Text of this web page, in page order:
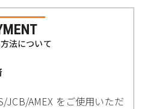
法について
JCB/AMEX をご使用いただ